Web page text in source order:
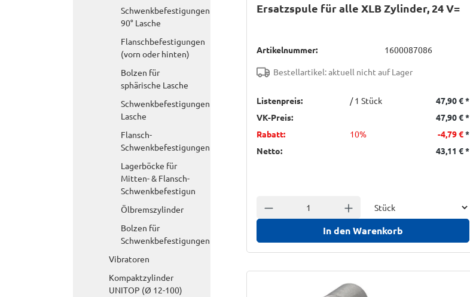
Schwenkbefestigungen
90° Lasche
Flanschbefestigungen
(vorn oder hinten)
Bolzen für
sphärische Lasche
Schwenkbefestigungen
Lasche
Flansch-
Schwenkbefestigungen
Lagerböcke für
Mitten- & Flansch-
Schwenkbefestigun
Ölbremszylinder
Bolzen für
Schwenkbefestigungen
Vibratoren
Kompaktzylinder
UNITOP (Ø 12-100)
Ersatzspule für alle XLB Zylinder, 24 V=
Artikelnummer: 1600087086
Bestellartikel: aktuell nicht auf Lager
Listenpreis: / 1 Stück 47,90 €*
VK-Preis:
47,90 €*
Rabatt:
10% -4,79 €*
Netto:
43,11 €*
Anzahl verringern Anzahl erhöhen
In den Warenkorb